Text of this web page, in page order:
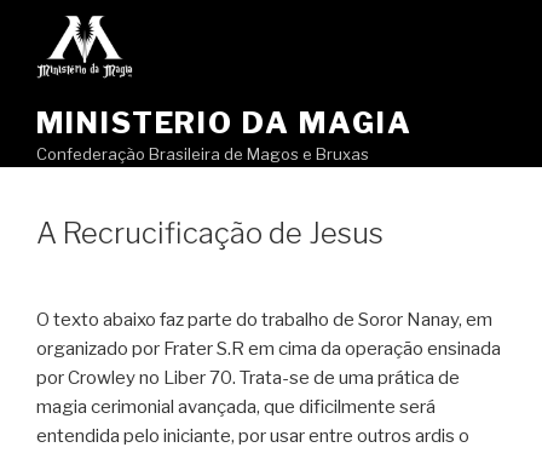
MINISTERIO DA MAGIA
Confederação Brasileira de Magos e Bruxas
A Recrucificação de Jesus
O texto abaixo faz parte do trabalho de Soror Nanay, em
organizado por Frater S.R em cima da operação ensinada
por Crowley no Liber 70. Trata-se de uma prática de
magia cerimonial avançada, que dificilmente será
entendida pelo iniciante, por usar entre outros ardis o